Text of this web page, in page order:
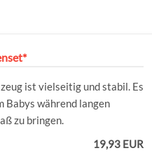
ist vielseitig und stabil. Es
Babys während langen
zu bringen.
19,93 EUR